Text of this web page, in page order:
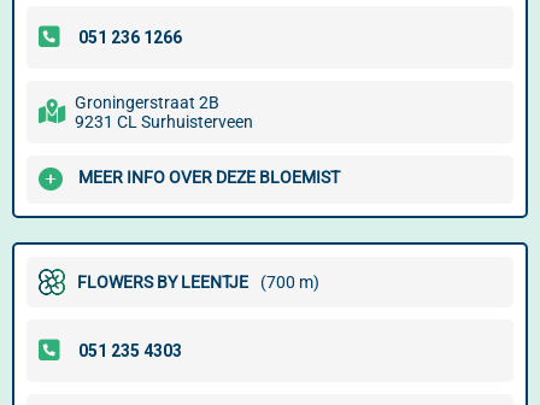
Groningerstraat 2B
9231 CL Surhuisterveen
MEER INFO OVER DEZE BLOEMIST
FLOWERS BY LEENTJE (700 m)